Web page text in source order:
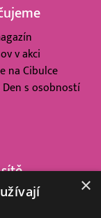
v akci
na Cibulce
s osobností
×